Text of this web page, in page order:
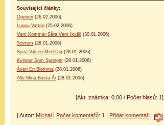
Související články:
Ögonen(26.02.2006)
Lugna Vatten(25.02.2006)
Vem Kommer Såra Vem Ikväll
(30.01.2006)
Sovrum (28.01.2006)
Sista Valsen Med Dig(28.01.2006)
Kvinnor Som Springer(28.01.2006)
Även En Blomma(28.01.2006)
Alla Mina Bästa År(28.01.2006)
[Akt. známka: 0,00 / Počet hlasů: 1]
| Autor: Michal| Počet komentářů: 1 | Přidat komentář|